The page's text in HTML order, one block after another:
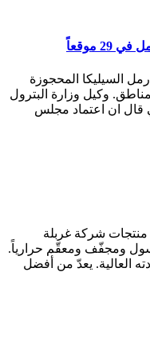
السيليكا المحجوزة
بمختلف المناطق. وكيل وزارة البترول
قال ان اعتماد مجلس
منتجات شركة غربلة
ومجفّف ومعقّم حرارياً.
العالية. يعدّ من أفضل